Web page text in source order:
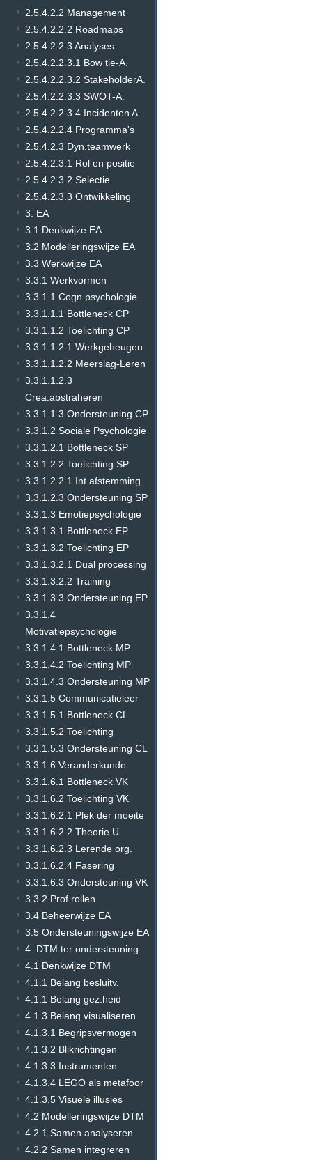
2.5.4.2.2 Management
2.5.4.2.2.2 Roadmaps
2.5.4.2.2.3 Analyses
2.5.4.2.2.3.1 Bow tie-A.
2.5.4.2.2.3.2 StakeholderA.
2.5.4.2.2.3.3 SWOT-A.
2.5.4.2.2.3.4 Incidenten A.
2.5.4.2.2.4 Programma's
2.5.4.2.3 Dyn.teamwerk
2.5.4.2.3.1 Rol en positie
2.5.4.2.3.2 Selectie
2.5.4.2.3.3 Ontwikkeling
3. EA
3.1 Denkwijze EA
3.2 Modelleringswijze EA
3.3 Werkwijze EA
3.3.1 Werkvormen
3.3.1.1 Cogn.psychologie
3.3.1.1.1 Bottleneck CP
3.3.1.1.2 Toelichting CP
3.3.1.1.2.1 Werkgeheugen
3.3.1.1.2.2 Meerslag-Leren
3.3.1.1.2.3
Crea.abstraheren
3.3.1.1.3 Ondersteuning CP
3.3.1.2 Sociale Psychologie
3.3.1.2.1 Bottleneck SP
3.3.1.2.2 Toelichting SP
3.3.1.2.2.1 Int.afstemming
3.3.1.2.3 Ondersteuning SP
3.3.1.3 Emotiepsychologie
3.3.1.3.1 Bottleneck EP
3.3.1.3.2 Toelichting EP
3.3.1.3.2.1 Dual processing
3.3.1.3.2.2 Training
3.3.1.3.3 Ondersteuning EP
3.3.1.4
Motivatiepsychologie
3.3.1.4.1 Bottleneck MP
3.3.1.4.2 Toelichting MP
3.3.1.4.3 Ondersteuning MP
3.3.1.5 Communicatieleer
3.3.1.5.1 Bottleneck CL
3.3.1.5.2 Toelichting
3.3.1.5.3 Ondersteuning CL
3.3.1.6 Veranderkunde
3.3.1.6.1 Bottleneck VK
3.3.1.6.2 Toelichting VK
3.3.1.6.2.1 Plek der moeite
3.3.1.6.2.2 Theorie U
3.3.1.6.2.3 Lerende org.
3.3.1.6.2.4 Fasering
3.3.1.6.3 Ondersteuning VK
3.3.2 Prof.rollen
3.4 Beheerwijze EA
3.5 Ondersteuningswijze EA
4. DTM ter ondersteuning
4.1 Denkwijze DTM
4.1.1 Belang besluitv.
4.1.1 Belang gez.heid
4.1.3 Belang visualiseren
4.1.3.1 Begripsvermogen
4.1.3.2 Blikrichtingen
4.1.3.3 Instrumenten
4.1.3.4 LEGO als metafoor
4.1.3.5 Visuele illusies
4.2 Modelleringswijze DTM
4.2.1 Samen analyseren
4.2.2 Samen integreren